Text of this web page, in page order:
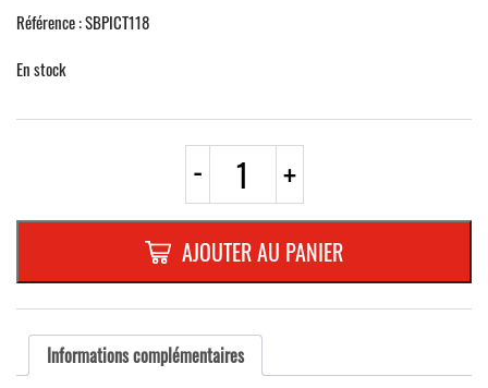
Référence : SBPICT118
En stock
- quantité
PICTO
INOX
RELIEF
h=
120
mm
"
DAME
+
AJOUTER AU PANIER
Informations complémentaires